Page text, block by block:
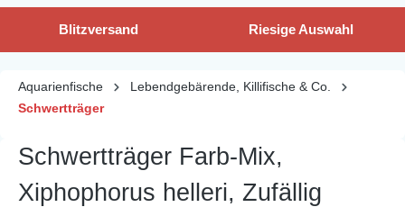
Blitzversand Riesige Auswahl
Aquarienfische
Lebendgebärende, Killifische & Co.
Schwertträger
Schwertträger Farb-Mix,
Xiphophorus helleri, Zufällig